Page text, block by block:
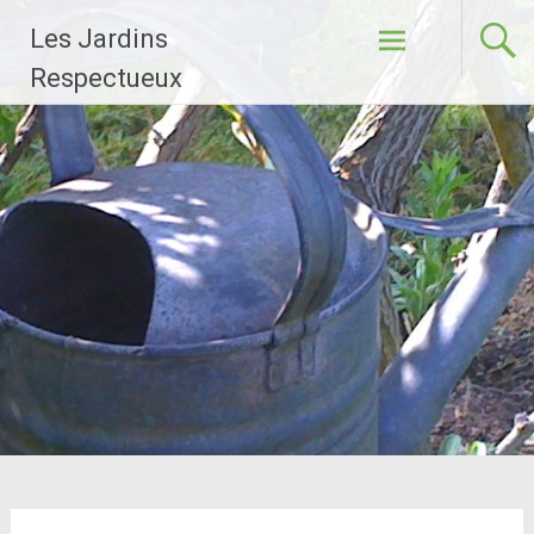
contenu
principal
Les Jardins
Respectueux